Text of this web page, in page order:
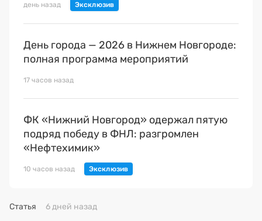
день назад
День города — 2026 в Нижнем Новгороде:
полная программа мероприятий
17 часов назад
ФК «Нижний Новгород» одержал пятую
подряд победу в ФНЛ: разгромлен
«Нефтехимик»
10 часов назад
Статья 6 дней назад